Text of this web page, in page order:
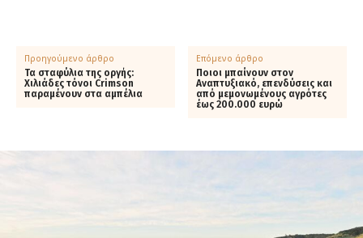
Προηγούμενο άρθρο
Τα σταφύλια της οργής:
Χιλιάδες τόνοι Crimson
παραμένουν στα αμπέλια
Επόμενο άρθρο
Ποιοι μπαίνουν στον
Αναπτυξιακό, επενδύσεις και
από μεμονωμένους αγρότες
έως 200.000 ευρώ